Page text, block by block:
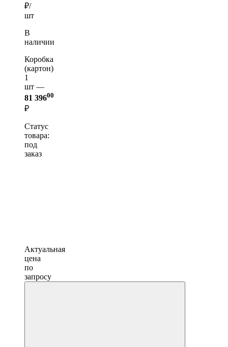
₽/
шт
В
наличии
Коробка
(картон)
1
шт —
81 39600
₽
Статус
товара:
под
заказ
Актуальная
цена
по
запросу